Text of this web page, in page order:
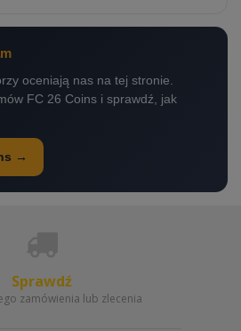
oceniają nas na tej stronie.
FC 26 Coins i sprawdź, jak
→
Sprawdź
zamówienia lub zlecenia